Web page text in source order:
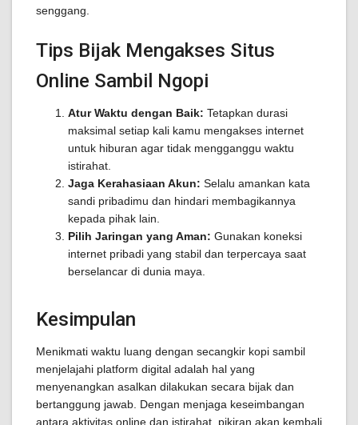
senggang.
Tips Bijak Mengakses Situs
Online Sambil Ngopi
Atur Waktu dengan Baik: Tetapkan durasi
maksimal setiap kali kamu mengakses internet
untuk hiburan agar tidak mengganggu waktu
istirahat.
Jaga Kerahasiaan Akun: Selalu amankan kata
sandi pribadimu dan hindari membagikannya
kepada pihak lain.
Pilih Jaringan yang Aman: Gunakan koneksi
internet pribadi yang stabil dan terpercaya saat
berselancar di dunia maya.
Kesimpulan
Menikmati waktu luang dengan secangkir kopi sambil
menjelajahi platform digital adalah hal yang
menyenangkan asalkan dilakukan secara bijak dan
bertanggung jawab. Dengan menjaga keseimbangan
antara aktivitas online dan istirahat, pikiran akan kembali